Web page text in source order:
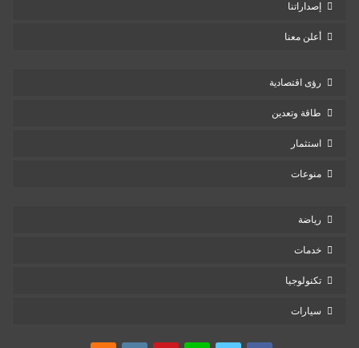
إصداراتنا
أعلن معنا
رؤى اقتصادية
طاقة وتعدين
استثمار
منوعات
رياضة
خدمات
تكنولوجيا
سيارات